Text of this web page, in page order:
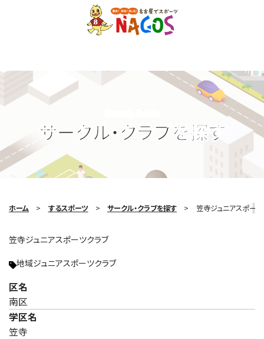
サークル・クラブを探す
Search Circle
ホーム するスポーツ サークル・クラブを探す 笠寺ジュニアスポーツ
笠寺ジュニアスポーツクラブ
地域ジュニアスポーツクラブ
区名
南区
学区名
笠寺